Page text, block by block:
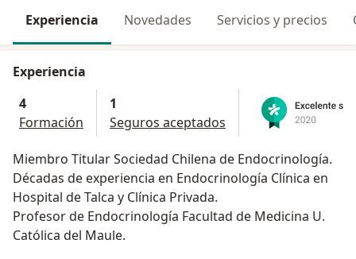
Experiencia Novedades Servicios y precios
Experiencia
4
Formación
1
Seguros aceptados
Miembro Titular Sociedad Chilena de Endocrinología.
Décadas de experiencia en Endocrinología Clínica en
Hospital de Talca y Clínica Privada.
Profesor de Endocrinología Facultad de Medicina U.
Católica del Maule.